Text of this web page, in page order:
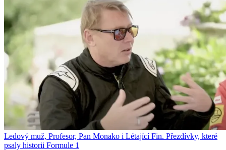
Ledový muž, Profesor, Pan Monako i Létající Fin. Přezdívky, které
psaly historii Formule 1